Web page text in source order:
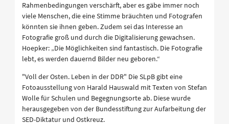
Rahmenbedingungen verschärft, aber es gäbe immer noch
viele Menschen, die eine Stimme bräuchten und Fotografen
könnten sie ihnen geben. Zudem sei das Interesse an
Fotografie groß und durch die Digitalisierung gewachsen.
Hoepker: „Die Möglichkeiten sind fantastisch. Die Fotografie
lebt, es werden dauernd Bilder neu geboren.“
"Voll der Osten. Leben in der DDR" Die SLpB gibt eine
Fotoausstellung von Harald Hauswald mit Texten von Stefan
Wolle für Schulen und Begegnungsorte ab. Diese wurde
herausgegeben von der Bundesstiftung zur Aufarbeitung der
SED-Diktatur und Ostkreuz.